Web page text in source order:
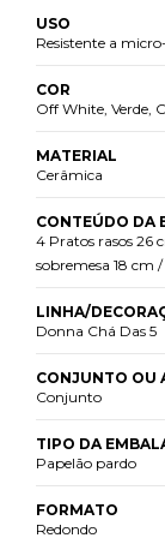
USO
Resistente a
COR
Off White, Verde,
MATERIAL
Cerâmica
CONTEÚDO DA
4 Pratos rasos 26
sobremesa 18 cm
LINHA/
Donna Chá Das 5
CONJUNTO OU
Conjunto
TIPO DA
Papelão pardo
FORMATO
Redondo